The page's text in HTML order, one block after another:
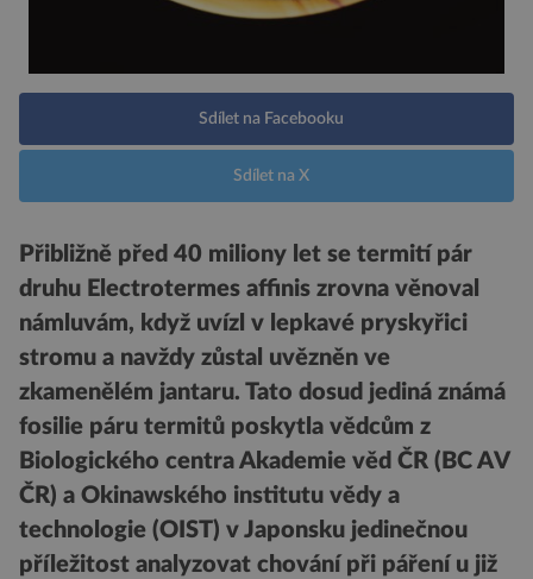
Sdílet na Facebooku
Sdílet na X
Přibližně před 40 miliony let se termití pár
druhu Electrotermes affinis zrovna věnoval
námluvám, když uvízl v lepkavé pryskyřici
stromu a navždy zůstal uvězněn ve
zkamenělém jantaru. Tato dosud jediná známá
fosilie páru termitů poskytla vědcům z
Biologického centra Akademie věd ČR (BC AV
ČR) a Okinawského institutu vědy a
technologie (OIST) v Japonsku jedinečnou
příležitost analyzovat chování při páření u již